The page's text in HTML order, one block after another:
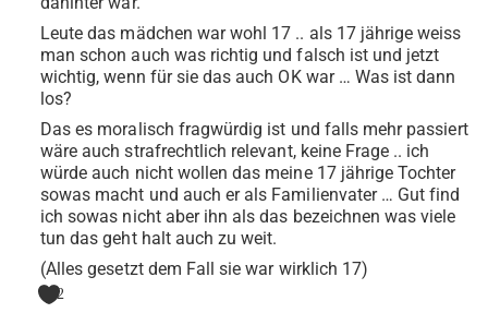
Leute das mädchen war wohl 17 .. als 17 jährige weiss
man schon auch was richtig und falsch ist und jetzt
wichtig, wenn für sie das auch OK war … Was ist dann
los?
Das es moralisch fragwürdig ist und falls mehr passiert
wäre auch strafrechtlich relevant, keine Frage .. ich
würde auch nicht wollen das meine 17 jährige Tochter
sowas macht und auch er als Familienvater … Gut find
ich sowas nicht aber ihn als das bezeichnen was viele
tun das geht halt auch zu weit.
(Alles gesetzt dem Fall sie war wirklich 17)
2